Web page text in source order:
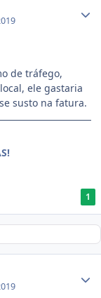
de tráfego,
ele gastaria
susto na fatura.
1